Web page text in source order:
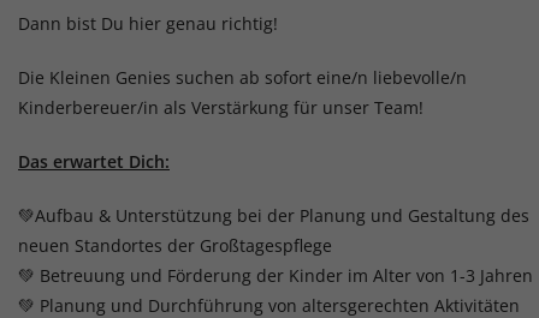
Dann bist Du hier genau richtig!
Die Kleinen Genies suchen ab sofort eine/n liebevolle/n
Kinderbereuer/in als Verstärkung für unser Team!
Das erwartet Dich:
💚Aufbau & Unterstützung bei der Planung und Gestaltung des
neuen Standortes der Großtagespflege
💚 Betreuung und Förderung der Kinder im Alter von 1-3 Jahren
💚 Planung und Durchführung von altersgerechten Aktivitäten